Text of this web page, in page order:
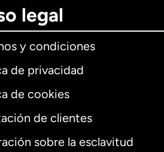
legal
y condiciones
de privacidad
de cookies
de clientes
sobre la esclavitud
Internacional